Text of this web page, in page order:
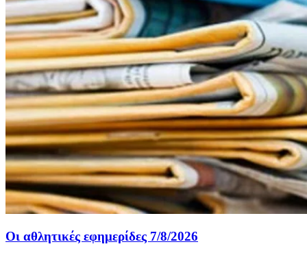
Οι αθλητικές εφημερίδες 7/8/2026